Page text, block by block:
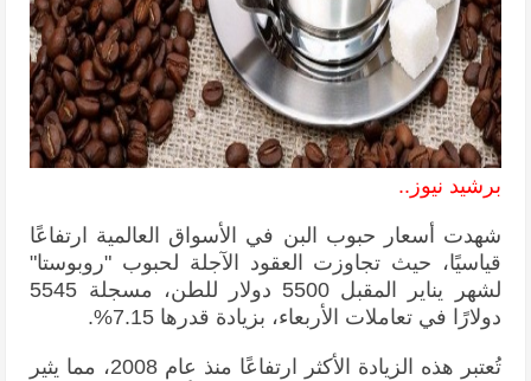
برشيد نيوز..
شهدت أسعار حبوب البن في الأسواق العالمية ارتفاعًا
قياسيًا، حيث تجاوزت العقود الآجلة لحبوب "روبوستا"
لشهر يناير المقبل 5500 دولار للطن، مسجلة 5545
دولارًا في تعاملات الأربعاء، بزيادة قدرها 7.15%.
تُعتبر هذه الزيادة الأكثر ارتفاعًا منذ عام 2008، مما يثير